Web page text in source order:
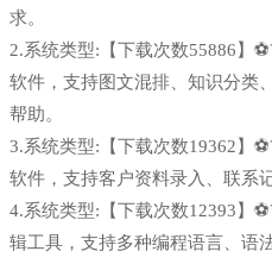
求。
2.系统类型:【下载次数55886】
软件，支持图文混排、知识分类
帮助。
3.系统类型:【下载次数19362】
软件，支持客户资料录入、联系
4.系统类型:【下载次数12393】
辑工具，支持多种编程语言、语